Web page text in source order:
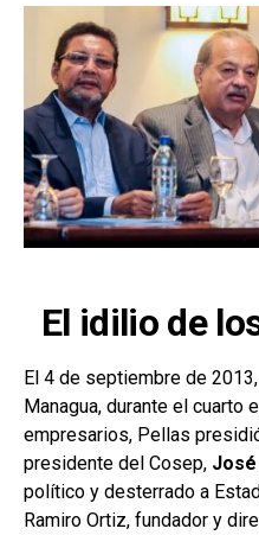
El idilio de
El 4 de septiembre de
Managua, durante el cuarto
empresarios, Pellas
presidente del Cosep,
político y desterrado a
Ramiro Ortiz, fundador y